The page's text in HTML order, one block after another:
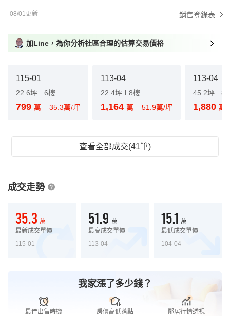
08/01更新 銷售登錄表
加Line，為你分析社區合理的估算交易價格
115-01
22.6坪 6樓
799 萬 35.3萬/坪
113-04
22.4坪 8樓
1,164 萬 51.9萬/坪
113-04
45.2坪 8
1,880 萬
查看全部成交(41筆)
成交走勢
35.3 萬
最新成交單價
115-01
51.9 萬
最高成交單價
113-04
15.1 萬
最低成交單價
104-04
我家漲了多少錢？
最佳出售時機 房價高低落點 鄰居行情透視